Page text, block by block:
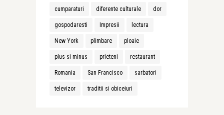
cumparaturi diferente culturale dor
gospodaresti Impresii lectura
New York plimbare ploaie
plus si minus prieteni restaurant
Romania San Francisco sarbatori
televizor traditii si obiceiuri